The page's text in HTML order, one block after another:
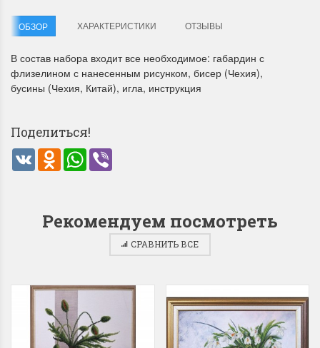
Летние Скидки
!! СКИДКА 20% ‼️ с 1 до 3 июня в
ПОДРОБНЕЕ ПОДРОБНЕЕ
ОБЗОР ХАРАКТЕРИСТИКИ ОТЗЫВЫ
В состав набора входит все необходимое: габардин с
флизелином с нанесенным рисунком, бисер (Чехия),
бусины (Чехия, Китай), игла, инструкция
Поделиться!
VK Odnoklassniki
WhatsApp
Рекомендуем посмотреть
СРАВНИТЬ ВСЕ